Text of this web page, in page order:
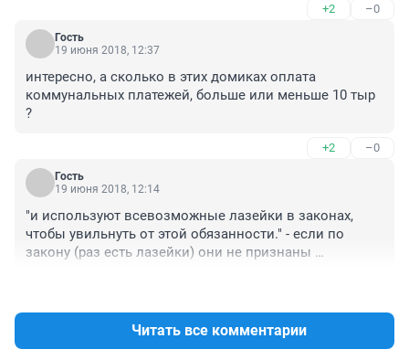
+2 –0
Гость
19 июня 2018, 12:37
интересно, а сколько в этих домиках оплата
коммунальных платежей, больше или меньше 10 тыр
?
+2 –0
Гость
19 июня 2018, 12:14
"и используют всевозможные лазейки в законах,
чтобы увильнуть от этой обязанности." - если по
закону (раз есть лазейки) они не признаны
Читать все комментарии